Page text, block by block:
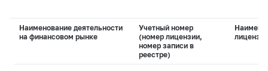
Наименование деятельности
на финансовом рынке
Учетный номер
(номер лицензии,
номер записи в
реестре)
лицензии